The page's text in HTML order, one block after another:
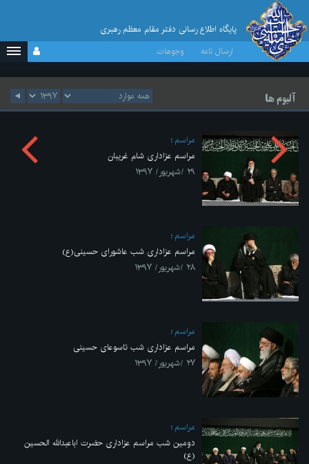
پایگاه اطلاع رسانی دفتر مقام معظم رهبری
ارسال نامه
وجوهات
آلبوم ها
مراسم
مراسم عزاداری شام غریبان
۲۹ /شهریور/ ۱۳۹۷
مراسم
مراسم عزاداری شب عاشورای حسینی(ع)
۲۸ /شهریور/ ۱۳۹۷
مراسم
مراسم عزاداری شب تاسوعای حسینی
۲۷ /شهریور/ ۱۳۹۷
مراسم
دومین شب مراسم عزاداری حضرت اباعبدالله الحسین
(ع)